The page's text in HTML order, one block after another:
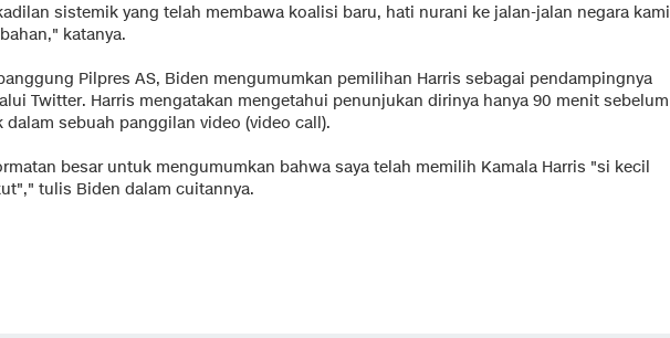
sistemik yang telah membawa koalisi baru, hati nurani ke jalan-jalan negara kami
katanya.
Pilpres AS, Biden mengumumkan pemilihan Harris sebagai pendampingnya
Twitter. Harris mengatakan mengetahui penunjukan dirinya hanya 90 menit sebelum
sebuah panggilan video (video call).
besar untuk mengumumkan bahwa saya telah memilih Kamala Harris "si kecil
tulis Biden dalam cuitannya.